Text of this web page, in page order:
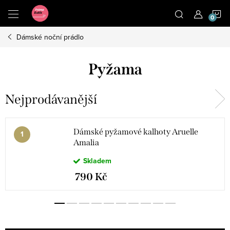
obsah
Dámské noční prádlo
Pyžama
Nejprodávanější
Dámské pyžamové kalhoty Aruelle
Amalia
Skladem
790 Kč